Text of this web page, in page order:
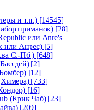
и т.п.) [14545]
приманок) [28]
или Anre's
или Анрес) [5]
С.-Пб.) [648]
[2]
[12]
[733]
[16]
(Крик Чаб) [23]
[209]